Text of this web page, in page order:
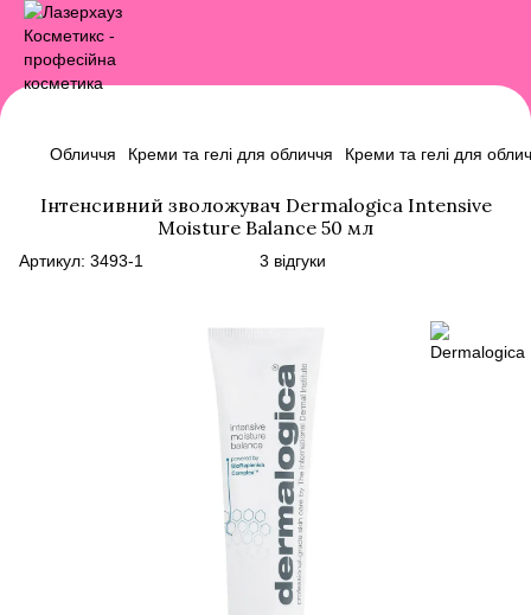
Обличчя Креми та гелі для обличчя Креми та гелі для
Інтенсивний зволожувач Dermalogica Intensive
Moisture Balance 50 мл
Артикул: 3493-1 3 відгуки